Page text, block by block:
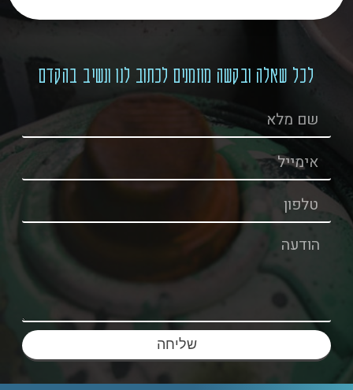
לכל שאלה ובקשה מוזמנים לכתוב לנו ונשיב בהקדם
שליחה